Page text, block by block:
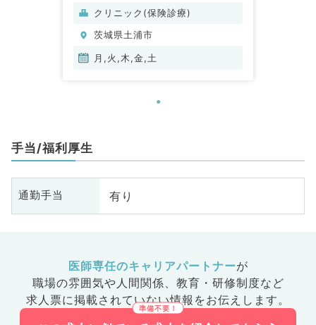
クリニック(保険診療)
茨城県土浦市
月,火,木,金,土
手当/福利厚生
通勤手当 有り
医師専任のキャリアパートナーが
職場の雰囲気や人間関係、 教育・研修制度など
求人票に掲載されていない情報をお伝えします。